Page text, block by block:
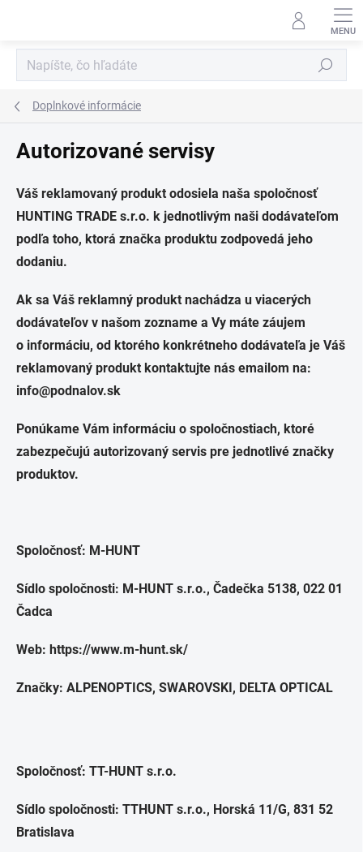
Hľadať
Doplnkové informácie
Autorizované servisy
Váš reklamovaný produkt odosiela naša spoločnosť
HUNTING TRADE s.r.o. k jednotlivým naši dodávateľom
podľa toho, ktorá značka produktu zodpovedá jeho
dodaniu.
Ak sa Váš reklamný produkt nachádza u viacerých
dodávateľov v našom zozname a Vy máte záujem
o informáciu, od ktorého konkrétneho dodávateľa je Váš
reklamovaný produkt kontaktujte nás emailom na:
info@podnalov.sk
Ponúkame Vám informáciu o spoločnostiach, ktoré
zabezpečujú autorizovaný servis pre jednotlivé značky
produktov.
Spoločnosť: M-HUNT
Sídlo spoločnosti: M-HUNT s.r.o., Čadečka 5138, 022 01
Čadca
Web: https://www.m-hunt.sk/
Značky: ALPENOPTICS, SWAROVSKI, DELTA OPTICAL
Spoločnosť: TT-HUNT s.r.o.
Sídlo spoločnosti: TTHUNT s.r.o., Horská 11/G, 831 52
Bratislava